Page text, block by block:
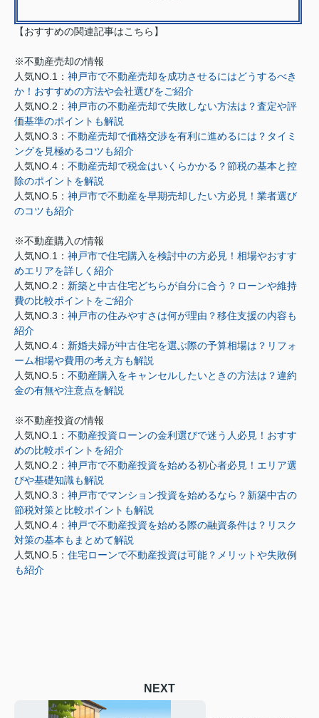
【おすすめの関連記事はこちら】
※不動産売却の情報
人気NO.1： 神戸市で不動産売却を成功させるにはどうするべき
か！おすすめの方法や会社選びをご紹介
人気NO.2： 神戸市の不動産売却で失敗しない方法は？査定や評
価基準のポイントも解説
人気NO.3： 不動産売却で価格交渉を有利に進めるには？タイミ
ングを見極めるコツも紹介
人気NO.4： 不動産売却で税金はいくらかかる？節税の基本と控
除のポイントを解説
人気NO.5： 神戸市で不動産を早期売却したい方必見！業者選び
のコツも紹介
※不動産購入の情報
人気NO.1： 神戸市で住宅購入を検討中の方必見！相場やおすす
めエリアを詳しく紹介
人気NO.2： 新築と中古住宅どちらが自分に合う？ローンや維持
費の比較ポイントをご紹介
人気NO.3： 神戸市の住みやすさは何が理由？移住支援の内容も
紹介
人気NO.4： 新婚夫婦が中古住宅を選ぶ際の予算相場は？リフォ
ーム相場や費用の考え方も解説
人気NO.5： 不動産購入をキャンセルしたいときの方法は？違約
金の有無や注意点を解説
※不動産投資の情報
人気NO.1： 不動産投資ローンの金利選びで迷う人必見！おすす
めの比較ポイントを紹介
人気NO.2： 神戸市で不動産投資を始める初心者必見！エリア選
びや基礎知識も解説
人気NO.3： 神戸市でマンション投資を始めるなら？新築中古の
節税対策と比較ポイントも解説
人気NO.4： 神戸で不動産投資を始める際の融資条件は？リスク
対策の基本もまとめて解説
人気NO.5： 住宅ローンで不動産投資は可能？メリットや失敗例
も紹介
NEXT